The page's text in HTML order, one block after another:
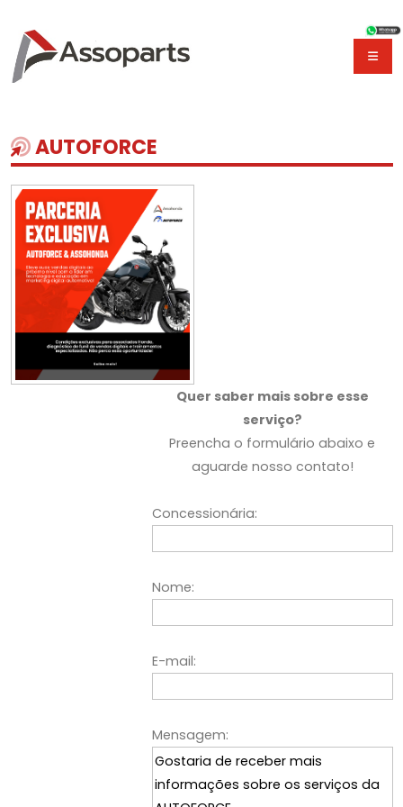
AUTOFORCE
Quer saber mais sobre esse
serviço?
Preencha o formulário abaixo e
aguarde nosso contato!
Concessionária:
Nome:
E-mail:
Mensagem: